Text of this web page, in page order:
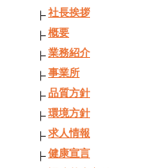
社長挨拶
概要
業務紹介
事業所
品質方針
環境方針
求人情報
健康宣言